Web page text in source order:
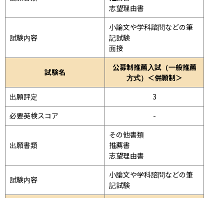
志望理由書
試験内容
小論文や学科諮問などの筆
記試験
面接
試験名
公募制推薦入試（一般推薦
方式）＜併願制＞
出願評定
3
必要英検スコア
-
出願書類
その他書類
推薦書
志望理由書
試験内容
小論文や学科諮問などの筆
記試験